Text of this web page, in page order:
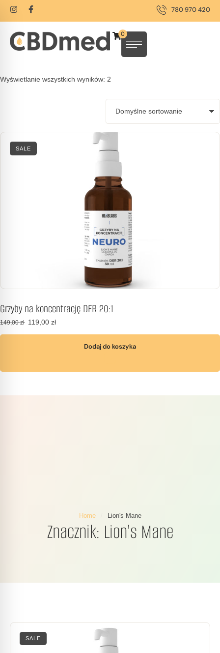
780 970 420
0
Wyświetlanie wszystkich wyników: 2
SALE
Grzyby na koncentrację DER 20:1
149,00zł 119,00 zł
Dodaj do koszyka
Home Lion's Mane
Znacznik: Lion's Mane
SALE